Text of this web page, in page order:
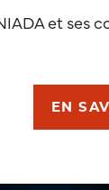
et ses
EN